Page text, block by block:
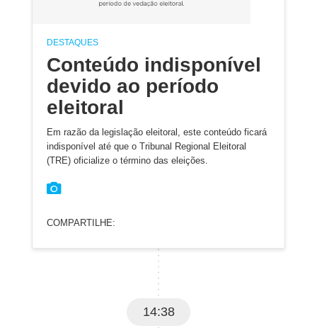
DESTAQUES
Conteúdo indisponível
devido ao período
eleitoral
Em razão da legislação eleitoral, este conteúdo ficará
indisponível até que o Tribunal Regional Eleitoral
(TRE) oficialize o término das eleições.
COMPARTILHE:
14:38